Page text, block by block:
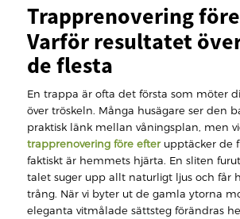
Trapprenovering
Varför resultatet
de flesta
En trappa är ofta det första som möter
över tröskeln. Många husägare ser den
praktisk länk mellan våningsplan, men
trapprenovering före efterupptäcker de
faktiskt är hemmets hjärta. En sliten
talet suger upp allt naturligt ljus och får
trång. När vi byter ut de gamla ytorna
eleganta vitmålade sättsteg förändras